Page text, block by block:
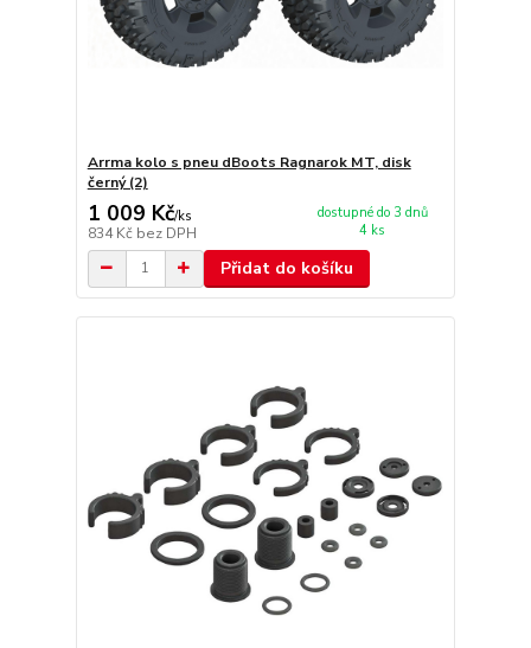
Arrma kolo s pneu dBoots Ragnarok MT, disk
černý (2)
1 009 Kč/ks
834 Kč bez DPH
dostupné do 3 dnů
4 ks
Přidat do košíku